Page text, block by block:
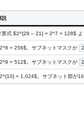
説
算式 $2^{28 – 21} = 2^7 = 128$ よ
= 256$。サブネットマスクが
= 512$。サブネットマスクが
= 1,024$。サブネット部が